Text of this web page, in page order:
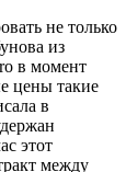
не только
из
в момент
цены такие
в
этот
между